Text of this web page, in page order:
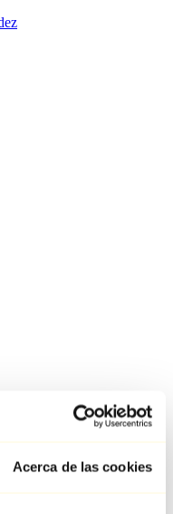
Acerca de las cookies